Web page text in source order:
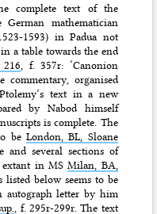
complete text of the
German mathematician
1593) in Padua not
a table towards the end
, f. 357r: ‘Canonion
commentary, organised
text in a new
by Nabod himself
is complete. The
be London, BL, Sloane
and several sections of
extant in MSMilan, BA,
below seems to be
autograph letter by him
, f. 295r-299r. The text